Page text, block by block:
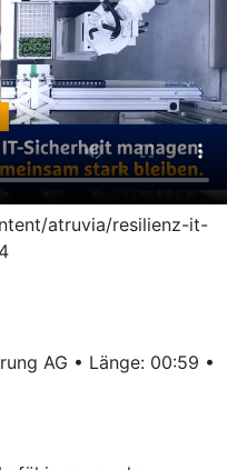
atruvia/resilienz-it-
AG • Länge: 00:59 •